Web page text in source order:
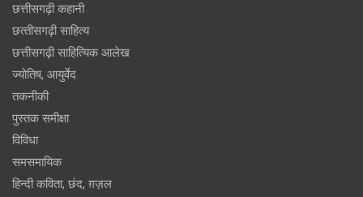
छत्तीसगढ़ी कहानी
छत्‍तीसगढ़ी साहित्‍य
छत्तीसगढ़ी साहित्यिक आलेख
ज्योतिष, आयुर्वेद
तकनीकी
पुस्‍तक समीक्षा
विविधा
समसमायिक
हिन्दी कविता, छंद, ग़ज़ल